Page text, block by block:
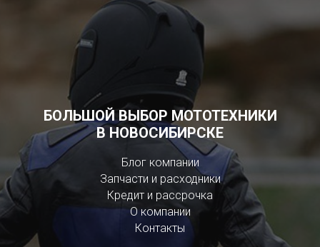
БОЛЬШОЙ ВЫБОР МОТОТЕХНИКИ
В НОВОСИБИРСКЕ
Блог компании
Запчасти и расходники
Кредит и рассрочка
О компании
Контакты